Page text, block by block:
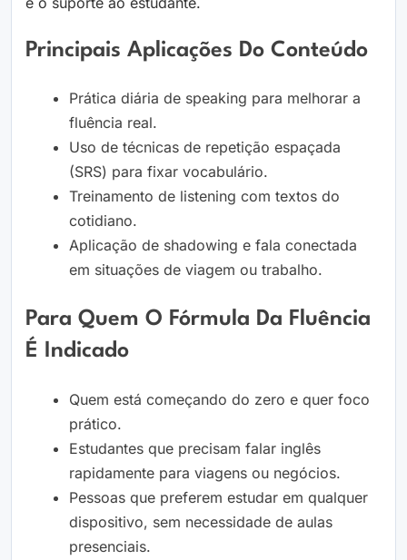
Principais Aplicações Do Conteúdo
Prática diária de speaking para melhorar a
fluência real.
Uso de técnicas de repetição espaçada
(SRS) para fixar vocabulário.
Treinamento de listening com textos do
cotidiano.
Aplicação de shadowing e fala conectada
em situações de viagem ou trabalho.
Para Quem O Fórmula Da Fluência
É Indicado
Quem está começando do zero e quer foco
prático.
Estudantes que precisam falar inglês
rapidamente para viagens ou negócios.
Pessoas que preferem estudar em qualquer
dispositivo, sem necessidade de aulas
presenciais.